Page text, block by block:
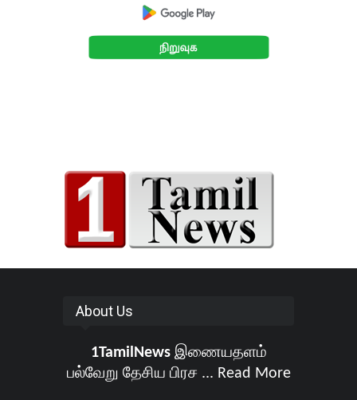
About Us
1TamilNewsஇணையதளம்
பல்வேறு தேசிய பிரச ... Read More